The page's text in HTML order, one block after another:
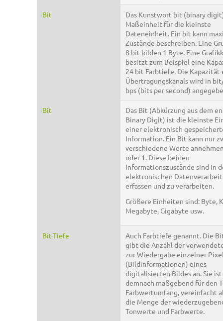
Bit
Das Kunstwort bit (binary
Maßeinheit für die kleinste
Dateneinheit. Ein bit kann
Zustände beschreiben. Eine
8 bit bilden 1 Byte. Eine
besitzt zum Beispiel eine
24 bit Farbtiefe. Die Kapazität
Übertragungskanals wird in
bps (bits per second)
Bit
Das Bit (Abkürzung aus dem
Binary Digit) ist die kleinste
einer elektronisch
Information. Ein Bit kann nur
verschiedene Werte
oder 1. Diese beiden
Informationszustände sind in
elektronischen
erfassen und zu verarbeiten.
Größere Einheiten sind: Byte,
Megabyte, Gigabyte usw.
Bit-Tiefe
Auch Farbtiefe genannt. Die
gibt die Anzahl der
zur Wiedergabe einzelner
(Bildinformationen) eines
digitalisierten Bildes an. Sie ist
demnach maßgebend für den
Farbwertumfang, vereinfacht
die Menge der
Tonwerte und Farbwerte.